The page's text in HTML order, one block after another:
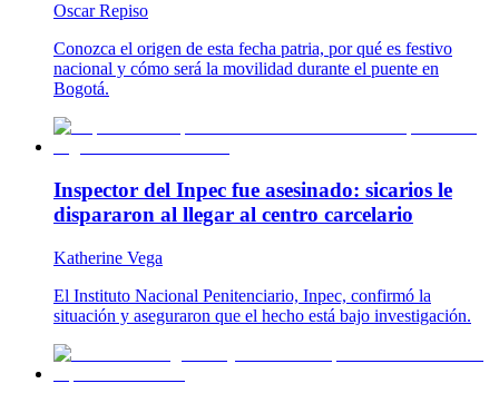
Oscar Repiso
Conozca el origen de esta fecha patria, por qué es festivo
nacional y cómo será la movilidad durante el puente en
Bogotá.
Inspector del Inpec fue asesinado: sicarios le
dispararon al llegar al centro carcelario
Katherine Vega
El Instituto Nacional Penitenciario, Inpec, confirmó la
situación y aseguraron que el hecho está bajo investigación.